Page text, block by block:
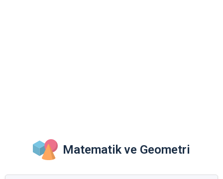
Matematik ve Geometri